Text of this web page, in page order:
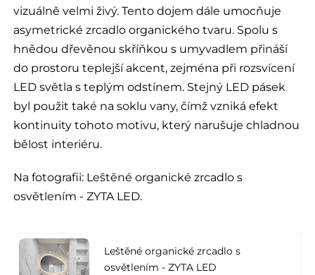
vizuálně velmi živý. Tento dojem dále umocňuje
asymetrické zrcadlo organického tvaru. Spolu s
hnědou dřevěnou skříňkou s umyvadlem přináší
do prostoru teplejší akcent, zejména při rozsvícení
LED světla s teplým odstínem. Stejný LED pásek
byl použit také na soklu vany, čímž vzniká efekt
kontinuity tohoto motivu, který narušuje chladnou
bělost interiéru.
Na fotografii: Leštěné organické zrcadlo s
osvětlením - ZYTA LED.
Leštěné organické zrcadlo s
osvětlením - ZYTA LED